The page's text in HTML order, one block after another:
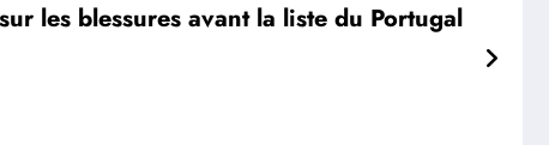
les blessures avant la liste du Portugal